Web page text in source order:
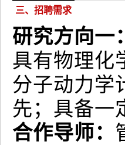
三、招聘需求
研究方向一
具有物理化
分子动力学
先；具备一
合作导师：